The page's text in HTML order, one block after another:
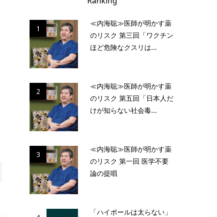
1
≪内海聡≫医師が明かす薬
のリスク 第三回「ワクチン
ほど危険なクスリは...
2
≪内海聡≫医師が明かす薬
のリスク 第五回「日本人だ
けが知らない社会毒...
3
≪内海聡≫医師が明かす薬
のリスク 第一回 医学不要
論の提唱
「ハイボールは太らない」